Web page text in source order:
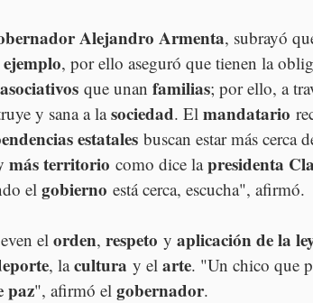
Alejandro Armenta, subrayó
ejemplo, por ello aseguró que tienen la
que unan familias; por ello, a
y sana a la sociedad. El mandatario
estatales buscan estar más cerca
más territorio como dice la presidenta
el gobierno está cerca, escucha", afirmó.
el orden, respeto y aplicación de la
, la cultura y el arte. "Un chico que
paz", afirmó el gobernador.